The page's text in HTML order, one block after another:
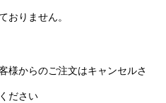
おりません。
様からのご注文はキャンセルさ
ださい